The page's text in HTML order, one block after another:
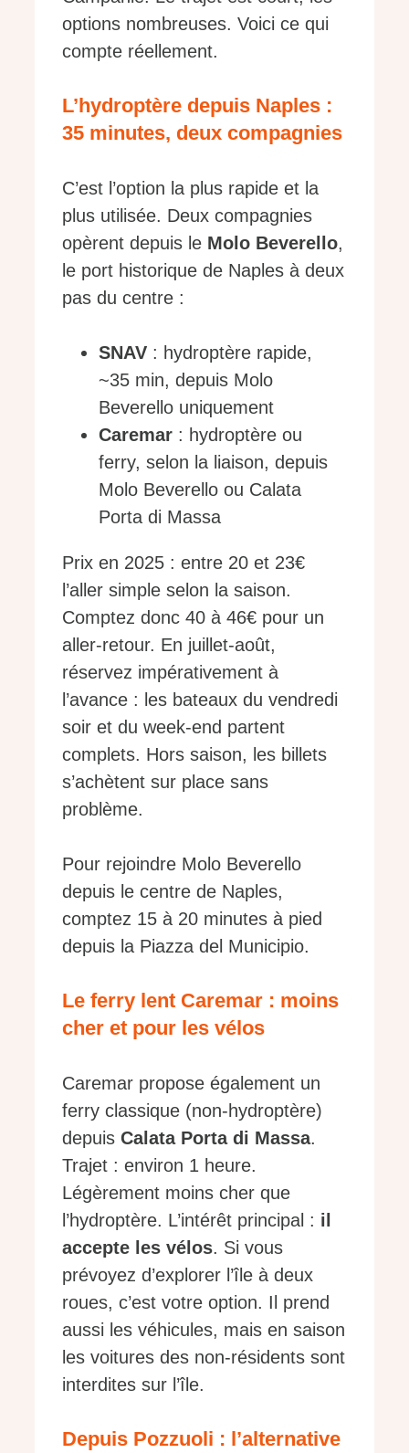
options nombreuses. Voici ce qui
compte réellement.
L’hydroptère depuis Naples :
35 minutes, deux compagnies
C’est l’option la plus rapide et la
plus utilisée. Deux compagnies
opèrent depuis le Molo Beverello,
le port historique de Naples à deux
pas du centre :
SNAV : hydroptère rapide,
~35 min, depuis Molo
Beverello uniquement
Caremar : hydroptère ou
ferry, selon la liaison, depuis
Molo Beverello ou Calata
Porta di Massa
Prix en 2025 : entre 20 et 23€
l’aller simple selon la saison.
Comptez donc 40 à 46€ pour un
aller-retour. En juillet-août,
réservez impérativement à
l’avance : les bateaux du vendredi
soir et du week-end partent
complets. Hors saison, les billets
s’achètent sur place sans
problème.
Pour rejoindre Molo Beverello
depuis le centre de Naples,
comptez 15 à 20 minutes à pied
depuis la Piazza del Municipio.
Le ferry lent Caremar : moins
cher et pour les vélos
Caremar propose également un
ferry classique (non-hydroptère)
depuis Calata Porta di Massa.
Trajet : environ 1 heure.
Légèrement moins cher que
l’hydroptère. L’intérêt principal : il
accepte les vélos. Si vous
prévoyez d’explorer l’île à deux
roues, c’est votre option. Il prend
aussi les véhicules, mais en saison
les voitures des non-résidents sont
interdites sur l’île.
Depuis Pozzuoli : l’alternative